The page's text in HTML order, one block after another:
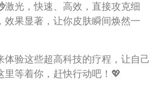
激光，快速、高效，直接攻克细
果显著，让你皮肤瞬间焕然一
验这些超高科技的疗程，让自己
等着你，赶快行动吧！💖